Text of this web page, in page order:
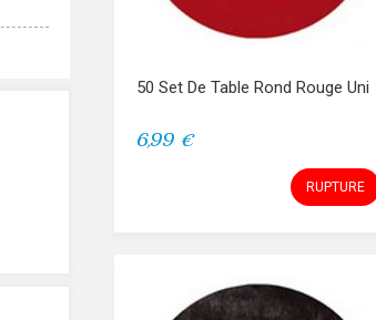
50 Set De Table Rond Rouge Uni
6,99 €
RUPTURE